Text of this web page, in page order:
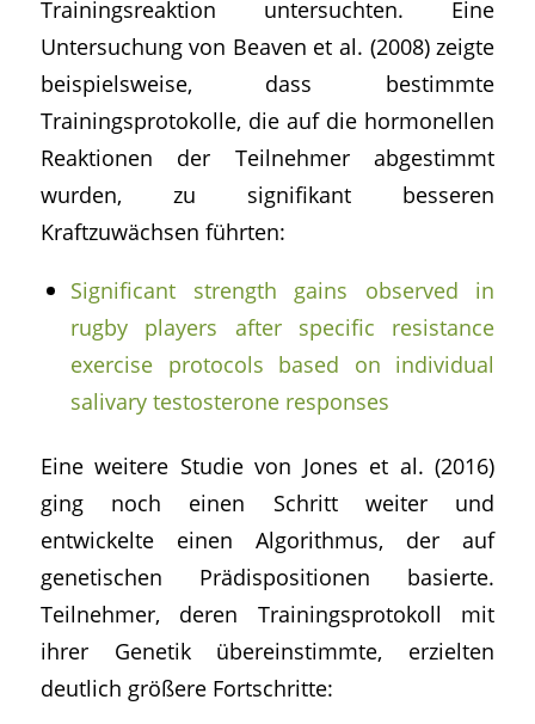
Trainingsreaktion untersuchten. Eine
Untersuchung von Beaven et al. (2008) zeigte
beispielsweise, dass bestimmte
Trainingsprotokolle, die auf die hormonellen
Reaktionen der Teilnehmer abgestimmt
wurden, zu signifikant besseren
Kraftzuwächsen führten:
Significant strength gains observed in
rugby players after specific resistance
exercise protocols based on individual
salivary testosterone responses
Eine weitere Studie von Jones et al. (2016)
ging noch einen Schritt weiter und
entwickelte einen Algorithmus, der auf
genetischen Prädispositionen basierte.
Teilnehmer, deren Trainingsprotokoll mit
ihrer Genetik übereinstimmte, erzielten
deutlich größere Fortschritte: